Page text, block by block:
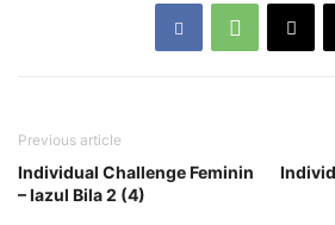
Previous article
Individual Challenge Feminin
– Iazul Bila 2 (4)